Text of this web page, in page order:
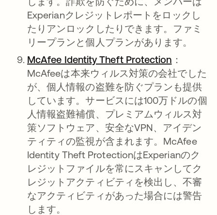
Experianクレジットレポートをロックし
たりアンロックしたりできます。ファミ
リープランと個人プランがあります。
McAfee Identity Theft Protection 新しいタ
：
McAfeeは本来ウィルス対策の会社でした
が、個人情報の盗難を防ぐプランも提供
しています。サービスには100万ドルの個
人情報盗難補償、プレミアムウィルス対
策ソフトウェア、安全なVPN、アイデン
ティティの監視が含まれます。McAfee
Identity Theft ProtectionはExperianのク
レジットファイルを常にスキャンしてク
レジットアクティビティを検出し、不審
なアクティビティがあった場合には警告
します。